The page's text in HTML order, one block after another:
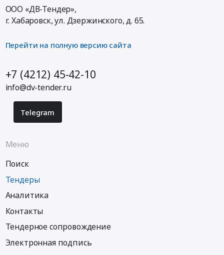
ООО «ДВ-Тендер»,
г. Хабаровск,ул. Дзержинского, д. 65.
Перейти на полную версию сайта
+7 (4212) 45-42-10
info@dv-tender.ru
Telegram
Меню
Поиск
Тендеры
Аналитика
Контакты
Тендерное сопровождение
Электронная подпись